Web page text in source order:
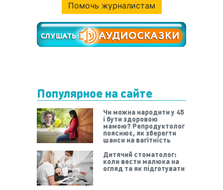
Помочь журналистам
Популярное на сайте
Чи можна народити у 45
і бути здоровою
мамою? Репродуктолог
пояснює, як зберегти
шанси на вагітність
Дитячий стоматолог:
коли вести малюка на
огляд та як підготувати